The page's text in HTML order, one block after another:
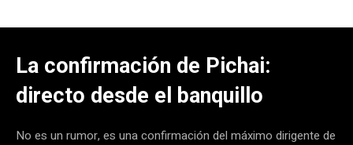
La confirmación de Pichai:
directo desde el banquillo
No es un rumor, es una confirmación del máximo dirigente de